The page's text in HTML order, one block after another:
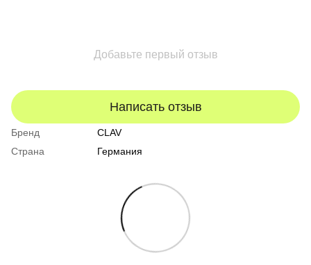
Добавьте первый отзыв
Написать отзыв
Бренд
CLAV
Страна
Германия